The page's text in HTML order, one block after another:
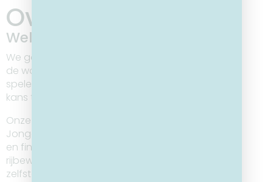
Over ons
Welkom bij 2GO Lokeren.
We geloven in de kracht van gemeenschap en
de warme, verbindende rol die we kunnen
spelen om kanszoekende jongeren een eerlijke
kans te geven.
Onze missie is eenvoudig maar krachtig:
Jongeren uit Lokeren die zonder steunnetwerk
en financiële middelen staan, helpen om hun
rijbewijs te behalen – een cruciale stap naar
zelfstandigheid en werk.